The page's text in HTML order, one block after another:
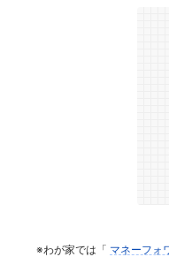
※わが家では「 マネーフォ